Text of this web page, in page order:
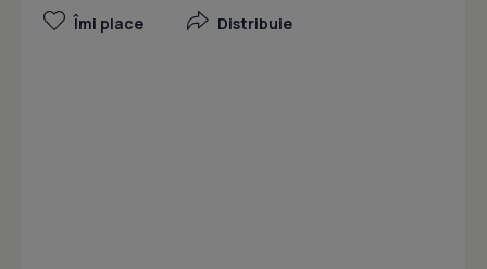
Îmi place Distribuie